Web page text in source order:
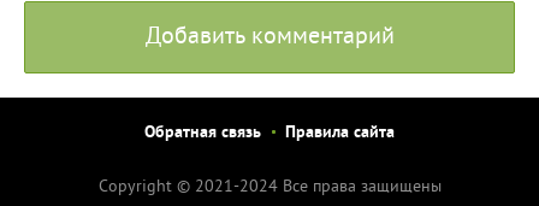
Добавить комментарий
Обратная связь Правила сайта
Copyright © 2021-2024 Все права защищены